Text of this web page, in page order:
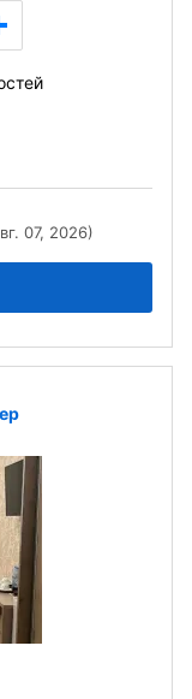
07, 2026)